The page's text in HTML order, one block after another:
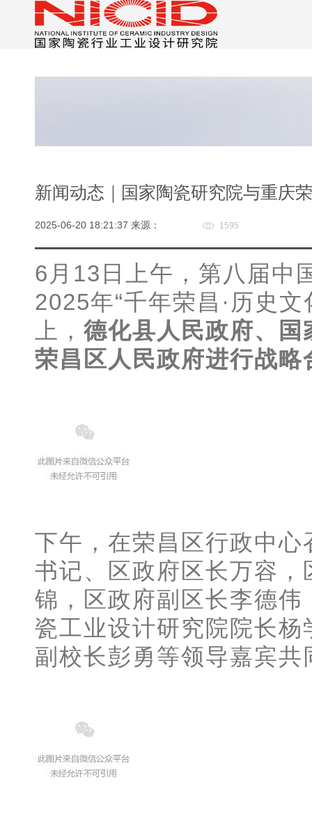
新闻动态｜国家陶瓷研究院与重庆
2025-06-20 18:21:37 来源： 1595
6月13日上午，第八届中
2025年“千年荣昌·历史
上， 德化县人民政府、
国
荣昌区人民政府进行战略
下午，在荣昌区行政中
书记、区政府区长万容
锦，区政府副区长李德
瓷工业设计研究院院长
副校长彭勇等领导嘉宾